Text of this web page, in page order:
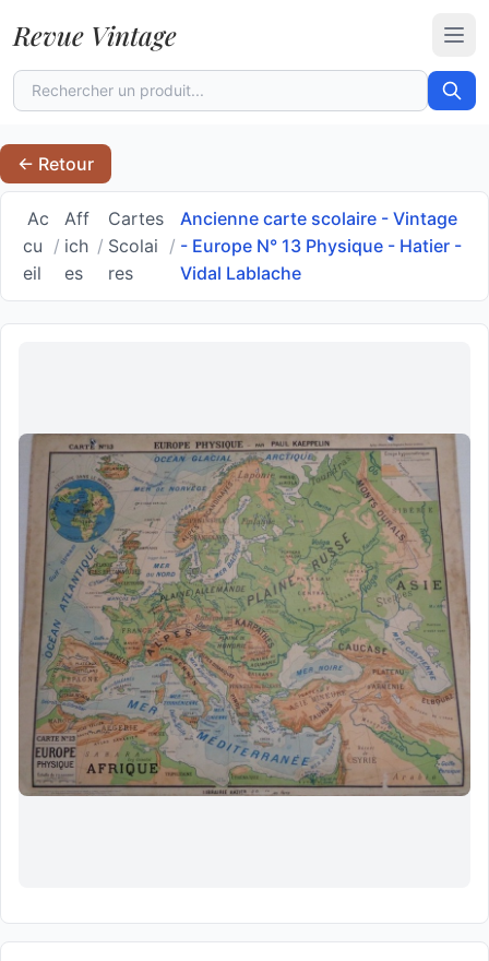
Revue Vintage
← Retour
Ac
cu
eil
/
Aff
ich
es
/
Cartes
Scolai
res
/
Ancienne carte scolaire - Vintage
- Europe N° 13 Physique - Hatier -
Vidal Lablache